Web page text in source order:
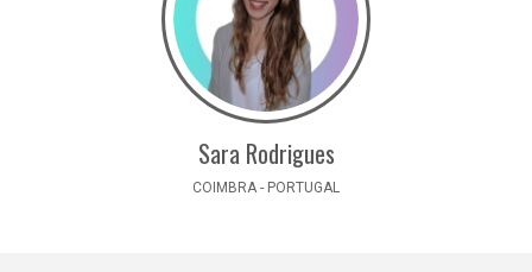
Sara Rodrigues
COIMBRA - PORTUGAL